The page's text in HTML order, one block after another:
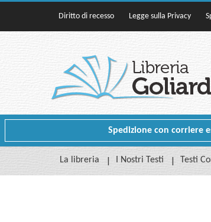
Diritto di recesso Legge sulla Privacy
Spedizione con corriere
La libreria I Nostri Testi Testi